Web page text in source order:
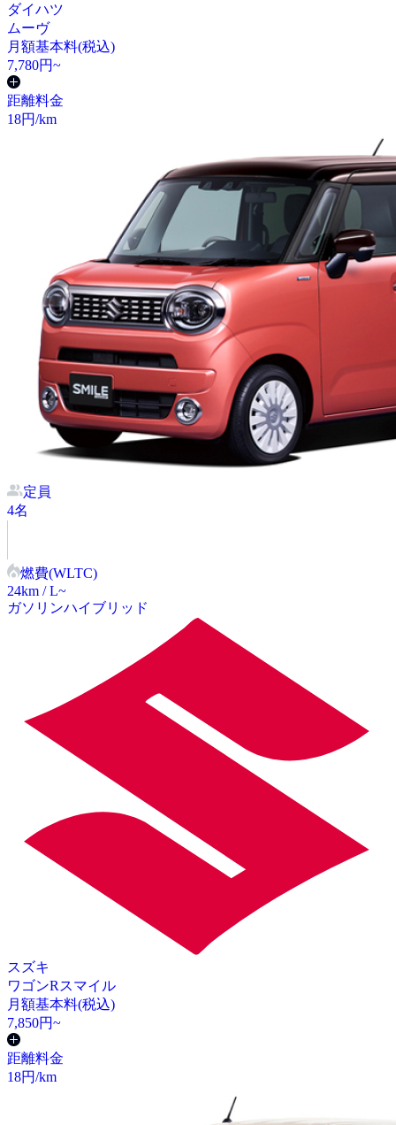
ダイハツ
ムーヴ
月額基本料(税込)
7,780円~
距離料金
18円/km
定員
4名
燃費(WLTC)
24km / L~
ガソリンハイブリッド
スズキ
ワゴンRスマイル
月額基本料(税込)
7,850円~
距離料金
18円/km